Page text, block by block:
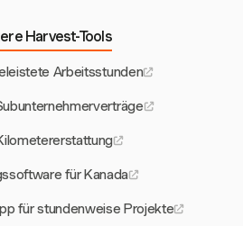
Harvest-Tools
Arbeitsstunden
für Kanada
für stundenweise Projekte